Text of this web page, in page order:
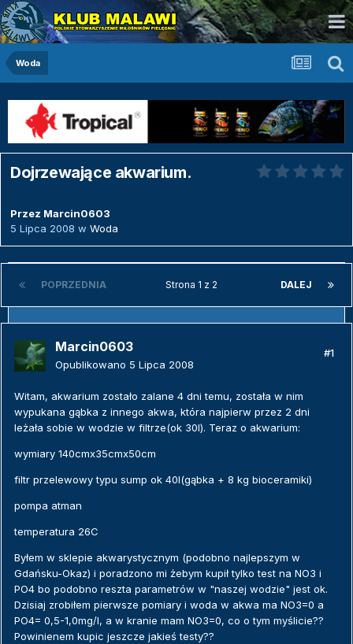
Woda
Dojrzewające akwarium.
Przez Marcin0603
5 Lipca 2008 w Woda
POPRZEDNIA DALEJ
Strona 1 z 2
Marcin0603
Opublikowano 5 Lipca 2008
#1
Witam, akwarium zostało zalane 4 dni temu, została w nim
wypukana gąbka z innego akwa, która najpierw przez 2 dni
leżała sobie w wodzie w filtrze(ok 30l). Teraz o akwarium:
wymiary 140cmx35cmx50cm
filtr przelewowy typu sump ok 40l(gąbka + 8 kg bioceramiki)
pompa atman
temperatura 26C
Byłem w sklepie akwarystycznym (podobno najlepszym w
Gdańsku-Okaz) i poradzono mi żebym kupił tylko test na NO3 i
PO4 bo podobno reszta parametrów w "naszej wodzie" jest ok.
Dzisiaj zrobiłem pierwsze pomiary i woda w akwa ma NO3=0 a
PO4= 0,5-1,0mg/l, a w kranie mam NO3=0, co o tym myślicie??
Powinienem kupic jeszcze jakieś testy??